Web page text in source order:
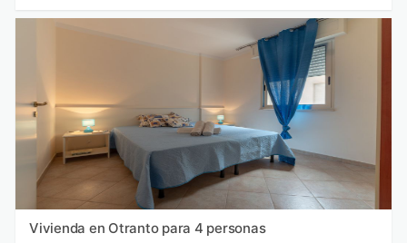
Vivienda en Otranto para 4 personas